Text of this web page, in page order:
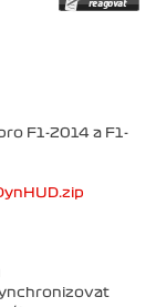
F1-2014 a F1-